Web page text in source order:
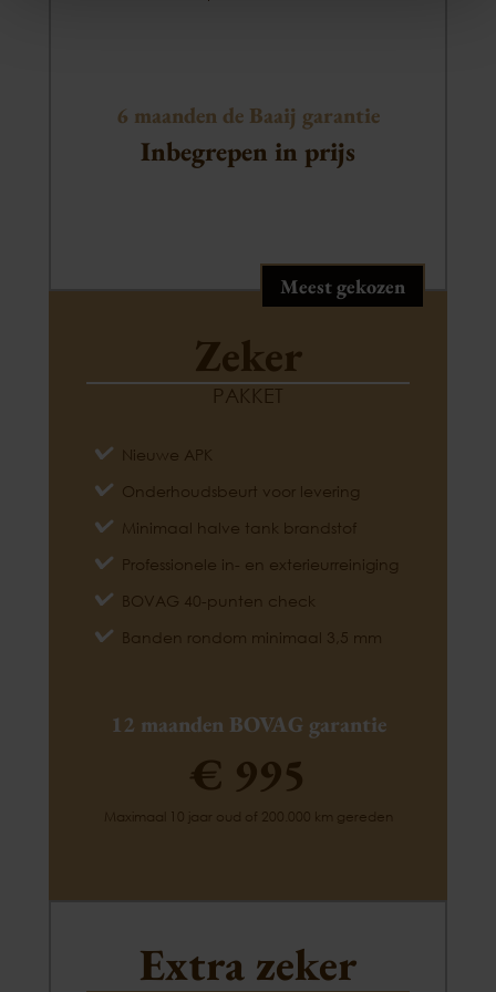
6 maanden de Baaij garantie
Inbegrepen in prijs
Meest gekozen
Zeker
PAKKET
Nieuwe APK
Onderhoudsbeurt voor levering
Minimaal halve tank brandstof
Professionele in- en exterieurreiniging
BOVAG 40-punten check
Banden rondom minimaal 3,5 mm
12 maanden BOVAG garantie
€ 995
Maximaal 10 jaar oud of 200.000 km gereden
Extra zeker